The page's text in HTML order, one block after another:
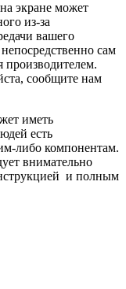
экране может
из-за
вашего
сам
производителем.
сообщите нам
иметь
есть
либо компонентам.
внимательно
и полным